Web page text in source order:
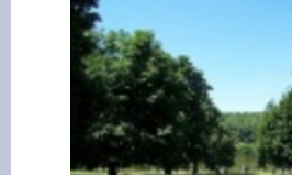
Önkormányzat
Intézmények
Választási információk